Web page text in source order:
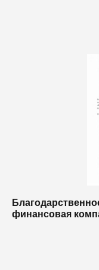
финансовая